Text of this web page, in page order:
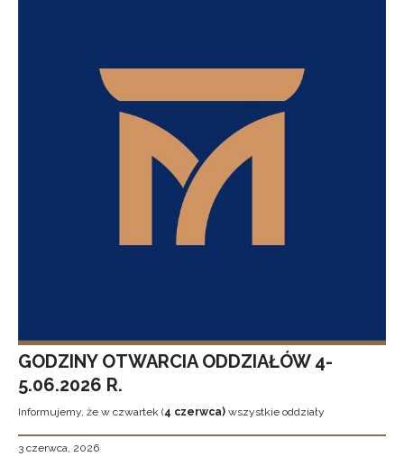
GODZINY OTWARCIA ODDZIAŁÓW 4-
5.06.2026 R.
Informujemy, że w czwartek (4 czerwca) wszystkie oddziały
3 czerwca, 2026